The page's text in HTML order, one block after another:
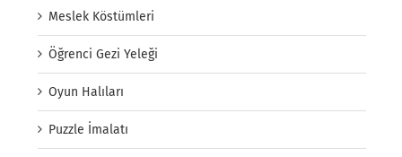
Meslek Köstümleri
Öğrenci Gezi Yeleği
Oyun Halıları
Puzzle İmalatı